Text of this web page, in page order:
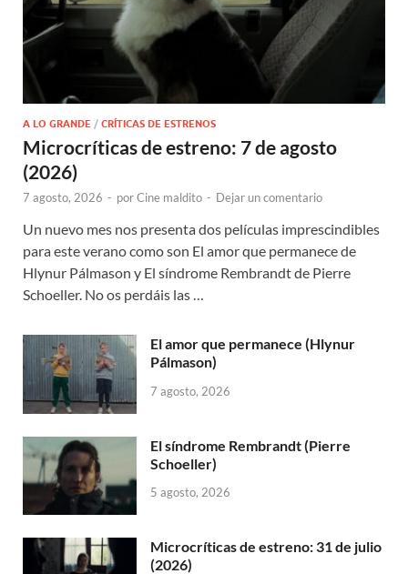
A LO GRANDE / CRÍTICAS DE ESTRENOS
Microcríticas de estreno: 7 de agosto
(2026)
7 agosto, 2026 - porCine maldito - Dejar un comentario
Un nuevo mes nos presenta dos películas imprescindibles
para este verano como son El amor que permanece de
Hlynur Pálmason y El síndrome Rembrandt de Pierre
Schoeller. No os perdáis las …
El amor que permanece (Hlynur
Pálmason)
7 agosto, 2026
El síndrome Rembrandt (Pierre
Schoeller)
5 agosto, 2026
Microcríticas de estreno: 31 de julio
(2026)